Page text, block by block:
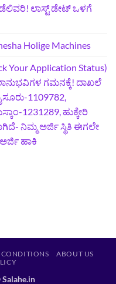
ಡೆಲಿವರಿ! ಲಾಸ್ಟ್‌ ಡೇಟ್‌ ಒಳಗೆ
Holige Machines
Your Application Status)
ಗಮನಕ್ಕೆ! ದಾಖಲೆ
1109782,
1231289, ಹುಕ್ಕೇರಿ
ನಿಮ್ಮ ಅರ್ಜಿ ಸ್ಥಿತಿ ಈಗಲೇ
ಹಾಕಿ
CONDITIONS
ABOUT US
Salahe.in